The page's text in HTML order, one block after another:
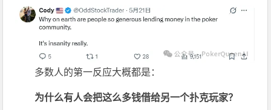
多数人的第一反应大概都是：
为什么有人会把这么多钱借给另一个扑克玩家？